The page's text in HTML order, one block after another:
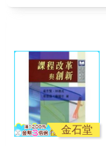
金石堂